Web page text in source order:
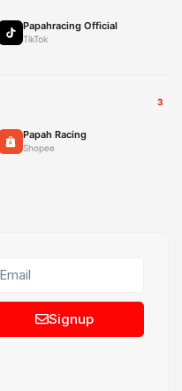
Papahracing Official
TikTok
3
Papah Racing
Shopee
Signup